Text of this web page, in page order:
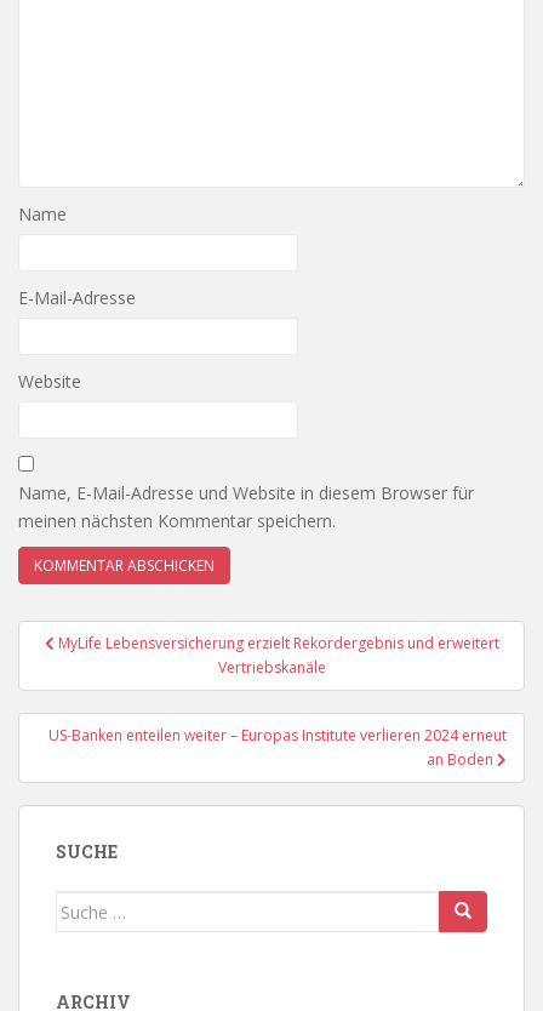
Name
E-Mail-Adresse
Website
Name, E-Mail-Adresse und Website in diesem Browser für
meinen nächsten Kommentar speichern.
Beitragsnavigation
MyLife Lebensversicherung erzielt Rekordergebnis und erweitert
Vertriebskanäle
US-Banken enteilen weiter – Europas Institute verlieren 2024 erneut
an Boden
SUCHE
Suche
ARCHIV